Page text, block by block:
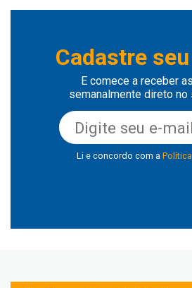
Cadastre
E comece a receber
semanalmente direto no
Li e concordo com a